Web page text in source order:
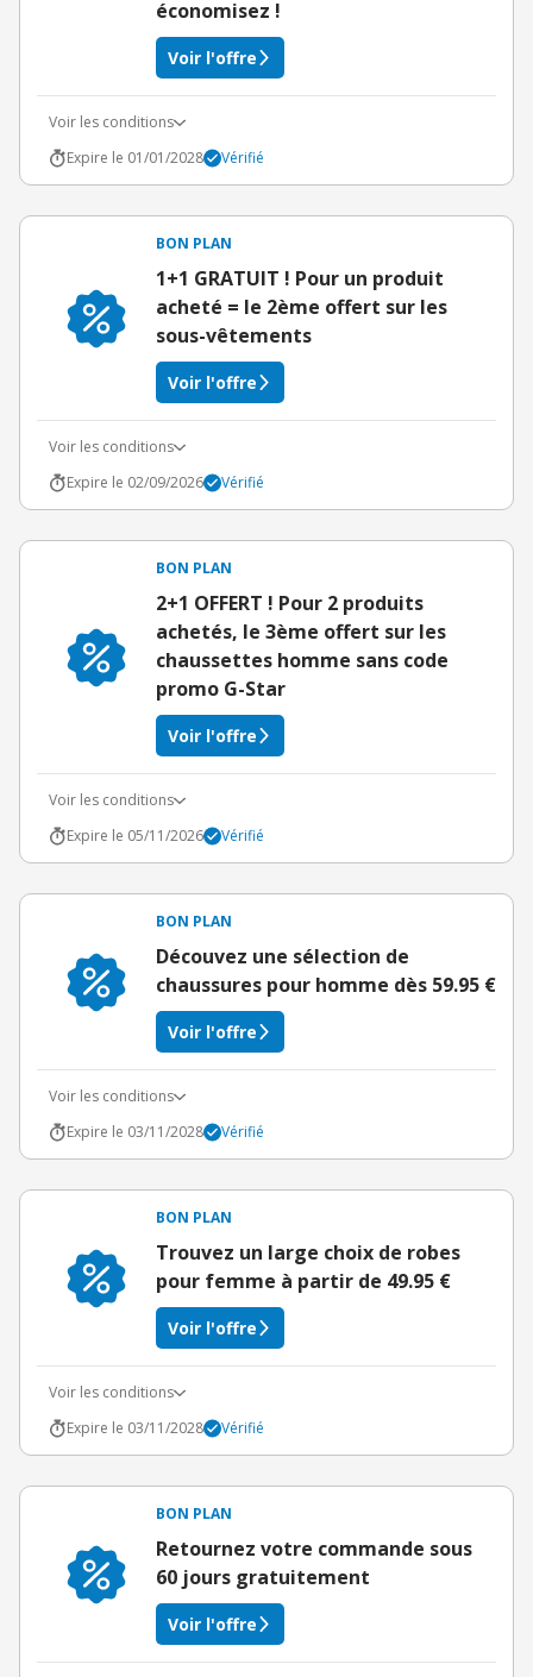
économisez !
Voir l'offre
Voir les conditions
Expire le 01/01/2028
Vérifié
BON PLAN
1+1 GRATUIT ! Pour un produit
acheté = le 2ème offert sur les
sous-vêtements
Voir l'offre
Voir les conditions
Expire le 02/09/2026
Vérifié
BON PLAN
2+1 OFFERT ! Pour 2 produits
achetés, le 3ème offert sur les
chaussettes homme sans code
promo G-Star
Voir l'offre
Voir les conditions
Expire le 05/11/2026
Vérifié
BON PLAN
Découvez une sélection de
chaussures pour homme dès 59.95 €
Voir l'offre
Voir les conditions
Expire le 03/11/2028
Vérifié
BON PLAN
Trouvez un large choix de robes
pour femme à partir de 49.95 €
Voir l'offre
Voir les conditions
Expire le 03/11/2028
Vérifié
BON PLAN
Retournez votre commande sous
60 jours gratuitement
Voir l'offre